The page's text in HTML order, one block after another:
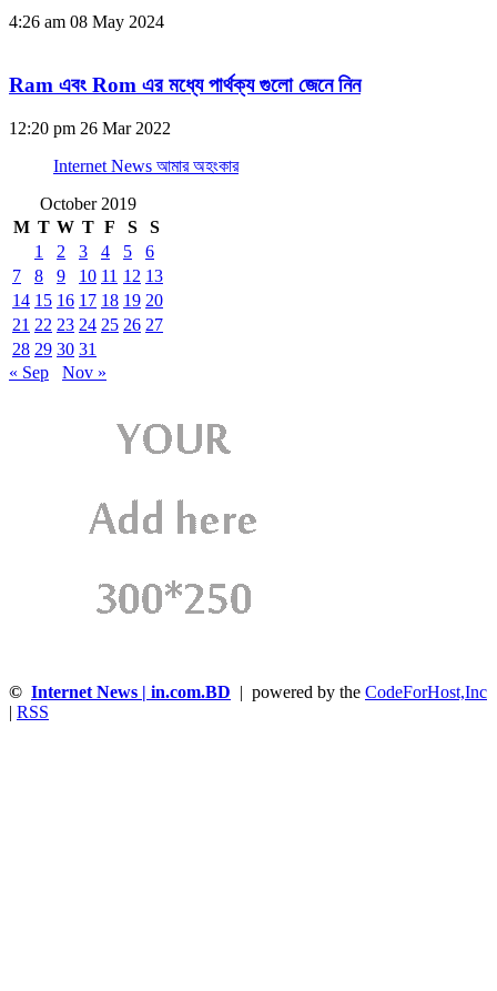
4:26 am 08 May 2024
Ram এবং Rom এর মধ্যে পার্থক্য গুলো জেনে নিন
12:20 pm 26 Mar 2022
Internet News আমার অহংকার
October 2019
M T W T F S
S
1
2 3 4 5
6
7
8 9 10 11 12 13
14 15 16 17 18 19 20
21 22 23 24 25 26 27
28 29 30 31
« Sep
Nov »
© Internet News | in.com.BD | powered by the CodeForHost,Inc
| RSS